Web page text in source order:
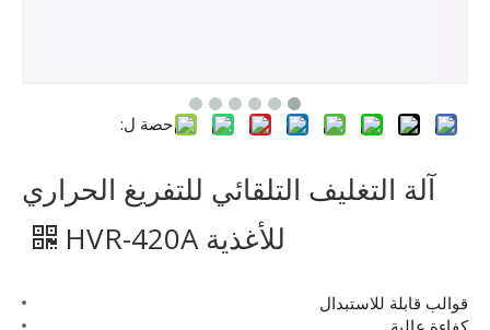
حصة ل:
آلة التغليف التلقائي للتفريغ الحراري
للأغذية HVR-420A
قوالب قابلة للاستبدال
كفاءة عالية